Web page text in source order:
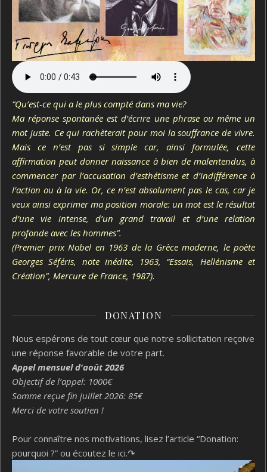
“Qu’est-ce qui a le plus compté dans ma vie?
Ma réponse spontanée est d’écrire une phrase ou même un
mot juste. Ce qui rachèterait pour moi la souffrance de vivre.
Mais ce n’est pas si simple car, ainsi formulée, cette
affirmation peut donner naissance à bien de malentendus, à
commencer par l’accusation d’esthétisme et d’indifférence à
l’action ou à la vie. Or, ce n’est absolument pas le cas, car je
veux ainsi exprimer ma position morale: un mot est le résultat
d’une vie intense, d’un grand travail et d’une relation
profonde avec les hommes”.
(Premier prix Nobel en 1963 de la Grèce moderne, le poète
Georges Séféris, note inédite, 1963, “Essais, Hellénisme et
Création”, Mercure de France, 1987).
DONATION
Nous espérons de tout cœur que notre sollicitation reçoive
une réponse favorable de votre part.
Appel mensuel d'août 2026
Objectif de l’appel: 1000€
Somme reçue fin juillet 2026: 85€
Merci de votre soutien !
Pour connaître nos motivations, lisez l’article “Donation:
pourquoi ?” ou écoutez le ici.↷